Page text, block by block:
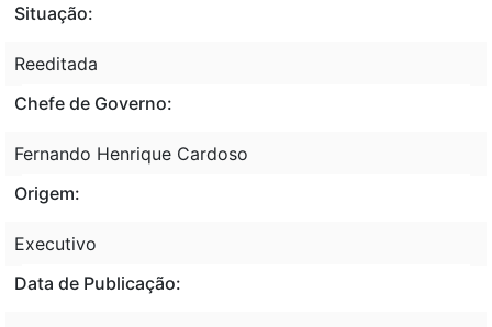
Situação:
Reeditada
Chefe de Governo:
Fernando Henrique Cardoso
Origem:
Executivo
Data de Publicação: